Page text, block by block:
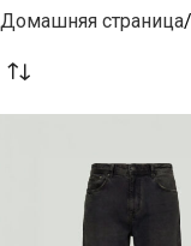
Домашняя страница